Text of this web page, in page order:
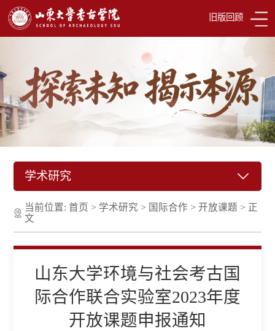
旧版回顾
学术研究
当前位置:首页 > 学术研究 > 国际合作 >开放课题 > 正
文
山东大学环境与社会考古国
际合作联合实验室2023年度
开放课题申报通知